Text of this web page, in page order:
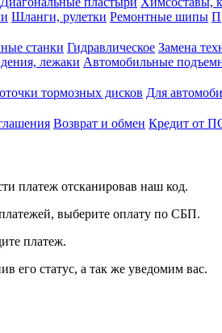
Шланги, рулетки Ремонтные шипы
станки Гидравлическое Замена
лежаки Автомобильные
тормозных дисков Для
Возврат и обмен Кредит от
платеж отсканировав наш код.
выберите оплату по СБП.
платеж.
его статус, а так же уведомим вас.